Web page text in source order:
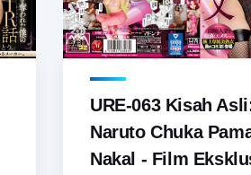
URE-063 Kisah
Naruto Chuka
Nakal - Film